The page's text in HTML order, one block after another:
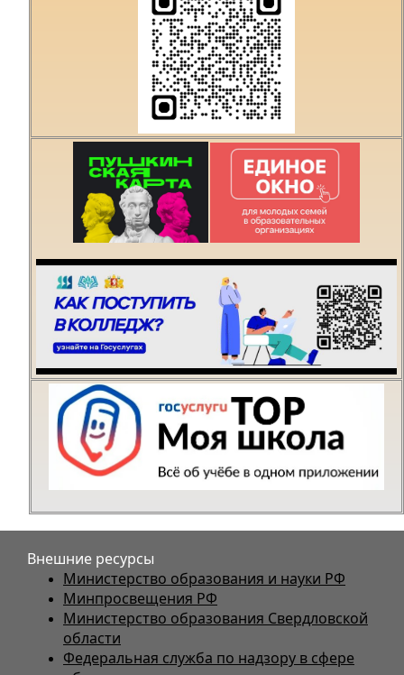
Есть предложения по
организации учебного
процесса или знаете,
как сделать техникум
лучше?
Написать о проблеме
Внешние ресурсы
Министерство образования и науки РФ
Минпросвещения РФ
Министерство образования Свердловской
области
Федеральная служба по надзору в сфере